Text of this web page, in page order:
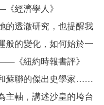
經濟學人》
的透澈研究，也提醒我
般的變化，如何始於一
《紐約時報書評》
蘇聯的傑出史學家……
主軸，講述沙皇的垮台